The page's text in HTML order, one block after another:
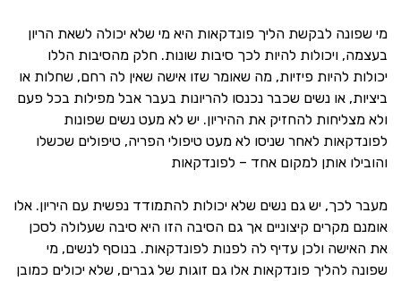
מי שפונה לבקשת הליך פונדקאות היא מי שלא יכולה לשאת הריון
בעצמה, ויכולות להיות לכך סיבות שונות. חלק מהסיבות הללו
יכולות להיות פיזיות, מה שאומר שזו אישה שאין לה רחם, שחלות או
ביציות, או נשים שכבר נכנסו להריונות בעבר אבל מפילות בכל פעם
ולא מצליחות להחזיק את ההיריון. יש לא מעט נשים שפונות
לפונדקאות לאחר שניסו לא מעט טיפולי הפריה, טיפולים שכשלו
והובילו אותן למקום אחד – לפונדקאות
מעבר לכך, יש גם נשים שלא יכולות להתמודד נפשית עם היריון. אלו
אומנם מקרים קיצוניים אך גם הסיבה הזו היא סיבה שעלולה לסכן
את האישה ולכן עדיף לה לפנות לפונדקאות. בנוסף לנשים, מי
שפונה להליך פונדקאות אלו גם זוגות של גברים, שלא יכולים כמובן